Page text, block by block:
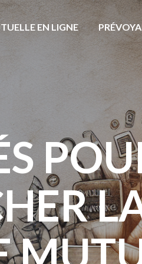
EN LIGNE